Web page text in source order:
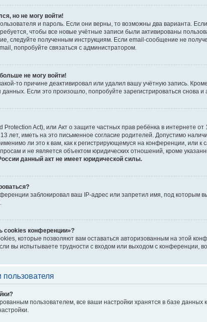
но не могу войти!
и пароль. Если они верны, то возможны два варианта.
чтобы все новые учётные записи были активированы
следуйте полученным инструкциям. Если email-сообщение не
попробуйте связаться с администратором.
не могу войти!
то причине деактивировал или удалил вашу учётную запись.
Если это произошло, попробуйте зарегистрироваться снова и
Protection Act), или Акт о защите частных прав ребёнка в
лет, иметь на это письменное согласие родителей. Допустимо
ли это к вам, как к регистрирующемуся на конференции, или
и не является объектом юридических отношений, кроме
данный акт не имеет юридической силы.
заблокировал ваш IP-адрес или запретил имя, под которым
cookies конференции»?
которые позволяют вам оставаться авторизованным на этой
вы испытываете трудности с входом или выходом с конференции,
пользователем, все ваши настройки хранятся в базе